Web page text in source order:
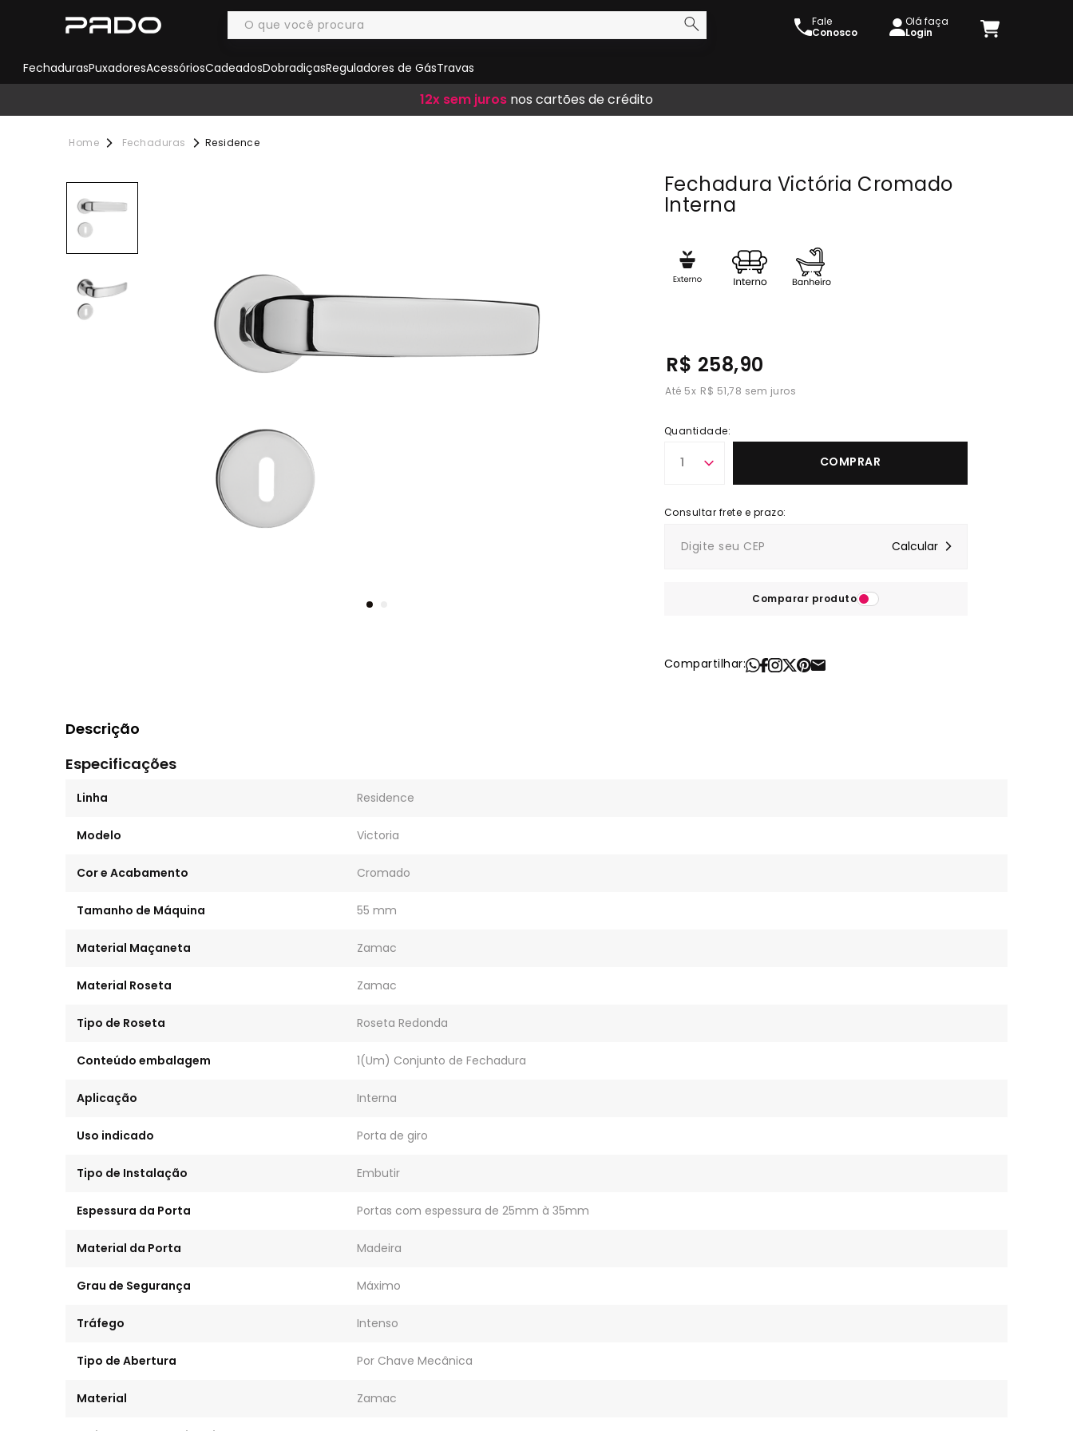
Fale
Conosco
Olá faça
Login
FechadurasPuxadoresAcessóriosCadeadosDobradiçasReguladores de GásTravas
Frete Grátisem compras acima de R$ 300,00
12x sem juros nos cartões de crédito
10% de descontono boleto
Fechaduras Residence
Fechadura Victória Cromado
Interna
R$ 258,90
5x R$ 51,78
Quantidade:
1 COMPRAR
Comparar produto
Compartilhar:
Descrição
Especificações
Linha Residence
Modelo Victoria
Cor e Acabamento Cromado
Tamanho de Máquina 55 mm
Material Maçaneta Zamac
Material Roseta Zamac
Tipo de Roseta Roseta Redonda
Conteúdo embalagem 1(Um) Conjunto de Fechadura
Aplicação Interna
Uso indicado Porta de giro
Tipo de Instalação Embutir
Espessura da Porta Portas com espessura de 25mm à 35mm
Material da Porta Madeira
Grau de Segurança Máximo
Tráfego Intenso
Tipo de Abertura Por Chave Mecânica
Material Zamac